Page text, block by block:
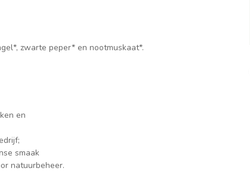
zwarte peper* en nootmuskaat*.
en
smaak
natuurbeheer.